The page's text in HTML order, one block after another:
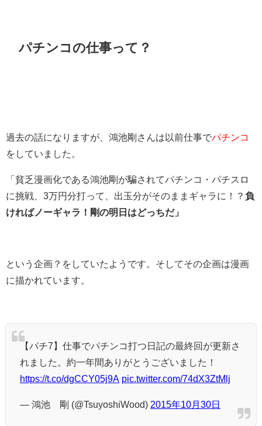
パチンコの仕事って？
過去の話になりますが、鴻池剛さんは以前仕事でパチンコ
をしていました。
「貧乏漫画化である鴻池剛が騙されてパチンコ・パチスロ
に挑戦、3万円分打って、出玉分がそのままギャラに！？ 負
ければノーギャラ！剛の明日はどっちだ」
という企画？をしていたようです。そしてその企画は漫画
に描かれています。
【パチ7】仕事でパチンコ打つ日記の最終回が更新さ
れました。約一年間ありがとうございました！
https://t.co/dgCCY05j9A pic.twitter.com/74dX3ZtMlj
— 鴻池 剛 (@TsuyoshiWood) 2015年10月30日